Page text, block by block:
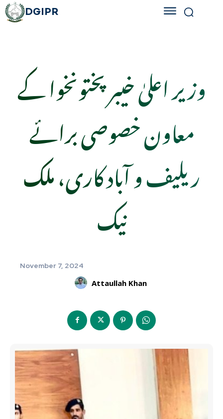
DGIPR
وزیر اعلیٰ خیبر پختونخوا کے
معاون خصوصی برائے
ریلیف و آباد کاری، ملک
نیک
November 7, 2024
Attaullah Khan